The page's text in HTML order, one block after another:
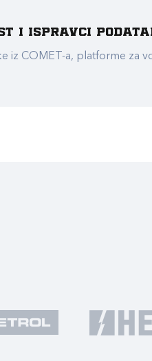
i ispravci
iz COMET-a, platforme za